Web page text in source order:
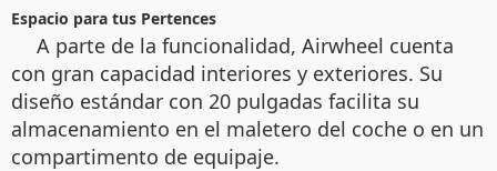
Espacio para tus Pertences
A parte de la funcionalidad, Airwheel cuenta
con gran capacidad interiores y exteriores. Su
diseño estándar con 20 pulgadas facilita su
almacenamiento en el maletero del coche o en un
compartimento de equipaje.